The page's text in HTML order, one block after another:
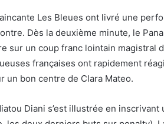
Les Bleues ont livré une
Dès la deuxième minute, le
sur un coup franc lointain magistral
françaises ont rapidement
un bon centre de Clara Mateo.
Diani s’est illustrée en